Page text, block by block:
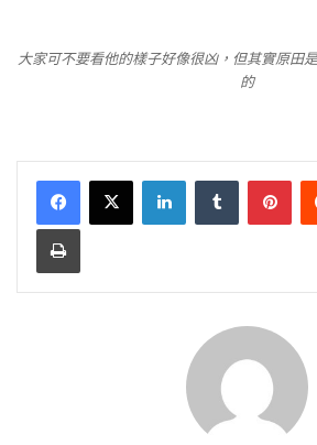
大家可不要看他的樣子好像很凶，但其實原田
的
LinkedInTumblr
Print